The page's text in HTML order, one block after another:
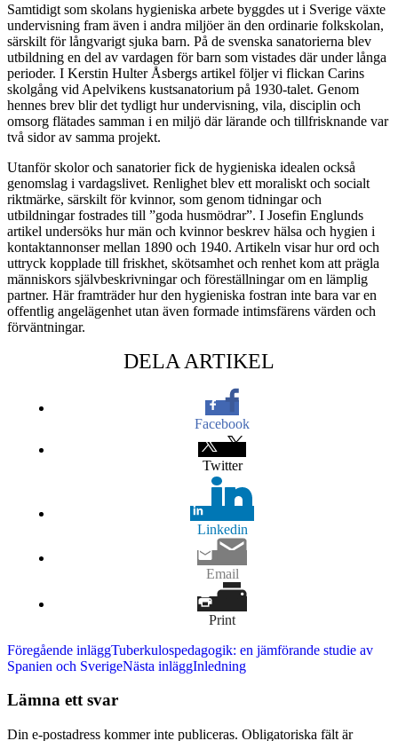
Samtidigt som skolans hygieniska arbete byggdes ut i Sverige växte
undervisning fram även i andra miljöer än den ordinarie folkskolan,
särskilt för långvarigt sjuka barn. På de svenska sanatorierna blev
utbildning en del av vardagen för barn som vistades där under långa
perioder. I Kerstin Hulter Åsbergs artikel följer vi flickan Carins
skolgång vid Apelvikens kustsanatorium på 1930-talet. Genom
hennes brev blir det tydligt hur undervisning, vila, disciplin och
omsorg flätades samman i en miljö där lärande och tillfrisknande var
två sidor av samma projekt.
Utanför skolor och sanatorier fick de hygieniska idealen också
genomslag i vardagslivet. Renlighet blev ett moraliskt och socialt
riktmärke, särskilt för kvinnor, som genom tidningar och
utbildningar fostrades till ”goda husmödrar”. I Josefin Englunds
artikel undersöks hur män och kvinnor beskrev hälsa och hygien i
kontaktannonser mellan 1890 och 1940. Artikeln visar hur ord och
uttryck kopplade till friskhet, skötsamhet och renhet kom att prägla
människors självbeskrivningar och föreställningar om en lämplig
partner. Här framträder hur den hygieniska fostran inte bara var en
offentlig angelägenhet utan även formade intimsfärens värden och
förväntningar.
DELA ARTIKEL
Facebook
Twitter
Linkedin
Email
Print
Inläggsnavigering
Föregående inläggTuberkulospedagogik: en jämförande studie av
Spanien och SverigeNästa inläggInledning
Lämna ett svar
Din e-postadress kommer inte publiceras. Obligatoriska fält är